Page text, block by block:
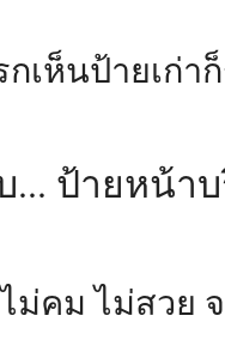
เห็นป้ายเก่
... ป้ายหน้า
ม่คม ไม่สวย